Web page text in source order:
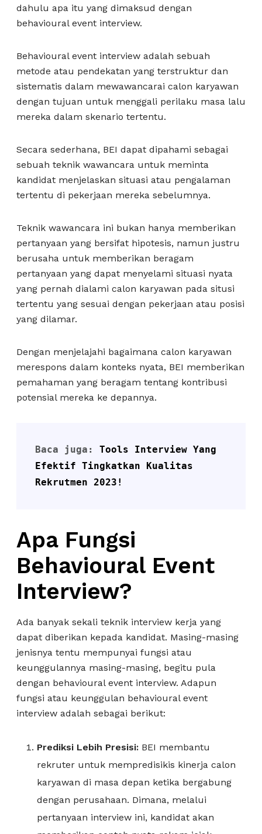
dahulu apa itu yang dimaksud dengan
behavioural event interview.
Behavioural event interview adalah sebuah
metode atau pendekatan yang terstruktur dan
sistematis dalam mewawancarai calon karyawan
dengan tujuan untuk menggali perilaku masa lalu
mereka dalam skenario tertentu.
Secara sederhana, BEI dapat dipahami sebagai
sebuah teknik wawancara untuk meminta
kandidat menjelaskan situasi atau pengalaman
tertentu di pekerjaan mereka sebelumnya.
Teknik wawancara ini bukan hanya memberikan
pertanyaan yang bersifat hipotesis, namun justru
berusaha untuk memberikan beragam
pertanyaan yang dapat menyelami situasi nyata
yang pernah dialami calon karyawan pada situsi
tertentu yang sesuai dengan pekerjaan atau posisi
yang dilamar.
Dengan menjelajahi bagaimana calon karyawan
merespons dalam konteks nyata, BEI memberikan
pemahaman yang beragam tentang kontribusi
potensial mereka ke depannya.
Baca juga: Tools Interview Yang
Efektif Tingkatkan Kualitas
Rekrutmen 2023!
Apa Fungsi
Behavioural Event
Interview?
Ada banyak sekali teknik interview kerja yang
dapat diberikan kepada kandidat. Masing-masing
jenisnya tentu mempunyai fungsi atau
keunggulannya masing-masing, begitu pula
dengan behavioural event interview. Adapun
fungsi atau keunggulan behavioural event
interview adalah sebagai berikut:
Prediksi Lebih Presisi: BEI membantu
rekruter untuk mempredisikis kinerja calon
karyawan di masa depan ketika bergabung
dengan perusahaan. Dimana, melalui
pertanyaan interview ini, kandidat akan